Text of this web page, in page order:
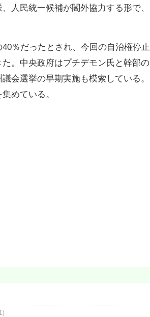
人民統一候補が閣外協力する形で、
％だったとされ、今回の自治権停止
。中央政府はプチデモン氏と幹部の
会選挙の早期実施も模索している。
めている。